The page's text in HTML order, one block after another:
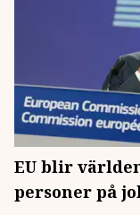
EU blir
personer på